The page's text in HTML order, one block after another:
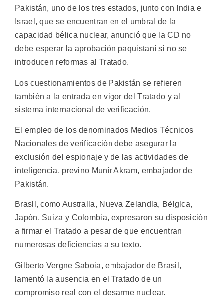
Pakistán, uno de los tres estados, junto con India e
Israel, que se encuentran en el umbral de la
capacidad bélica nuclear, anunció que la CD no
debe esperar la aprobación paquistaní si no se
introducen reformas al Tratado.
Los cuestionamientos de Pakistán se refieren
también a la entrada en vigor del Tratado y al
sistema internacional de verificación.
El empleo de los denominados Medios Técnicos
Nacionales de verificación debe asegurar la
exclusión del espionaje y de las actividades de
inteligencia, previno Munir Akram, embajador de
Pakistán.
Brasil, como Australia, Nueva Zelandia, Bélgica,
Japón, Suiza y Colombia, expresaron su disposición
a firmar el Tratado a pesar de que encuentran
numerosas deficiencias a su texto.
Gilberto Vergne Saboia, embajador de Brasil,
lamentó la ausencia en el Tratado de un
compromiso real con el desarme nuclear.